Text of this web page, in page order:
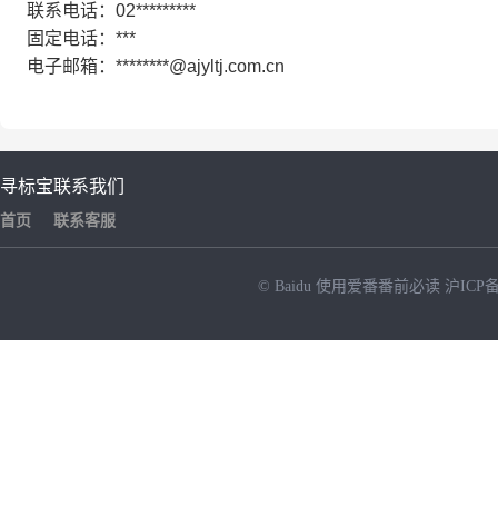
联系电话：02*********
固定电话：***
电子邮箱：********@ajyltj.com.cn
寻标宝
首页
联系我们
联系客服
© Baidu 使用爱番番前必读 沪ICP